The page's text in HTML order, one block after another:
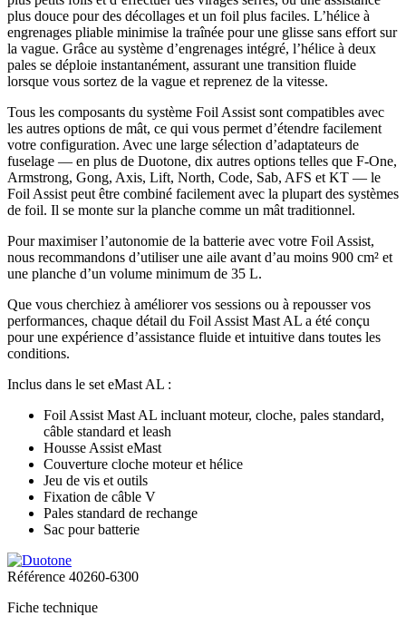
plus douce pour des décollages et un foil plus faciles. L’hélice à
engrenages pliable minimise la traînée pour une glisse sans effort sur
la vague. Grâce au système d’engrenages intégré, l’hélice à deux
pales se déploie instantanément, assurant une transition fluide
lorsque vous sortez de la vague et reprenez de la vitesse.
Tous les composants du système Foil Assist sont compatibles avec
les autres options de mât, ce qui vous permet d’étendre facilement
votre configuration. Avec une large sélection d’adaptateurs de
fuselage — en plus de Duotone, dix autres options telles que F-One,
Armstrong, Gong, Axis, Lift, North, Code, Sab, AFS et KT — le
Foil Assist peut être combiné facilement avec la plupart des systèmes
de foil. Il se monte sur la planche comme un mât traditionnel.
Pour maximiser l’autonomie de la batterie avec votre Foil Assist,
nous recommandons d’utiliser une aile avant d’au moins 900 cm² et
une planche d’un volume minimum de 35 L.
Que vous cherchiez à améliorer vos sessions ou à repousser vos
performances, chaque détail du Foil Assist Mast AL a été conçu
pour une expérience d’assistance fluide et intuitive dans toutes les
conditions.
Inclus dans le set eMast AL :
Foil Assist Mast AL incluant moteur, cloche, pales standard,
câble standard et leash
Housse Assist eMast
Couverture cloche moteur et hélice
Jeu de vis et outils
Fixation de câble V
Pales standard de rechange
Sac pour batterie
Référence 40260-6300
Fiche technique